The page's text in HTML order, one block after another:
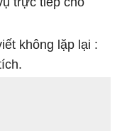
không lặp lại :